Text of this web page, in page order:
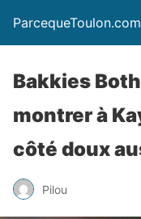
ParcequeToulon.com
Bakkies
montrer à
côté doux
Pilou